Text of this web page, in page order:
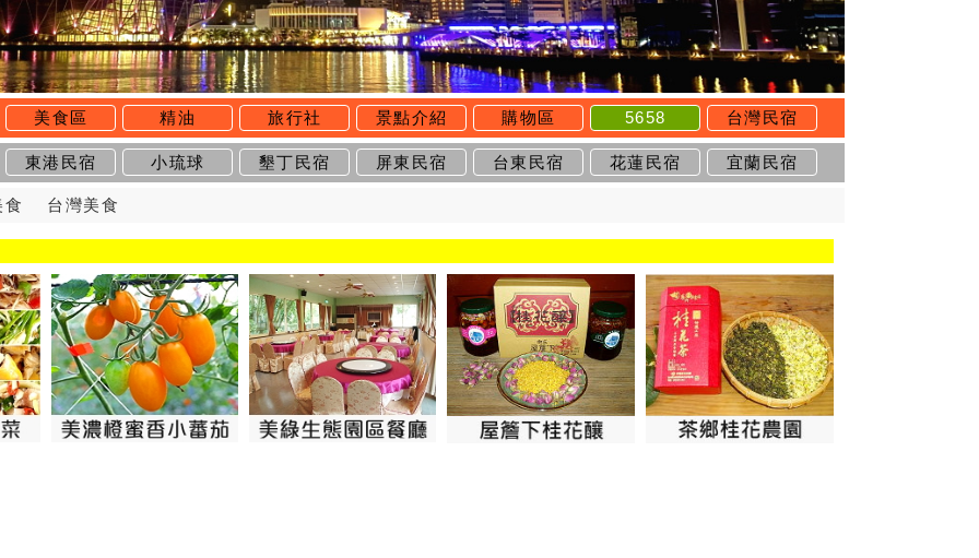
美食區 精油 旅行社 景點介紹 購物區 5658 台灣民宿
東港民宿 小琉球 墾丁民宿 屏東民宿 台東民宿 花蓮民宿 宜蘭民宿
食 台灣美食